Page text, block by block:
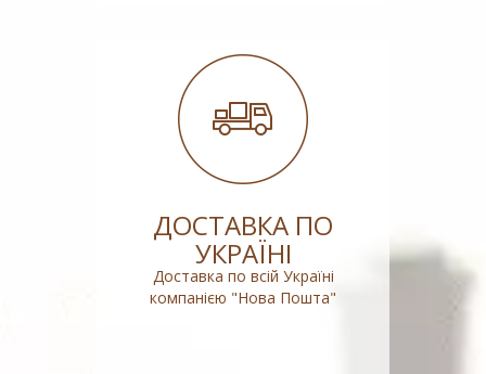
ДОСТАВКА ПО
УКРАЇНІ
Доставка по всій Україні
компанією "Нова Пошта"